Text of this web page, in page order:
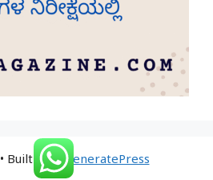
• Built withGeneratePress